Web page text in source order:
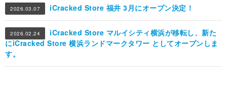
2026.03.07 iCracked Store 福井 3月にオープン決定！
2026.02.24
iCracked Store マルイシティ横浜が移転し、新た
にiCracked Store 横浜ランドマークタワー としてオープンしま
す。